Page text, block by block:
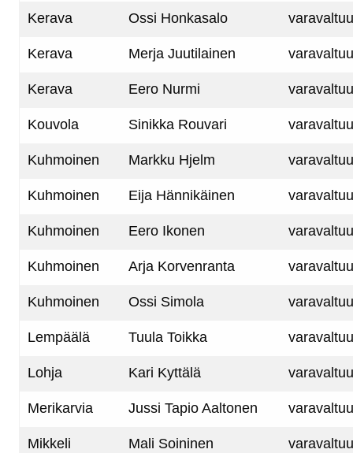
Kerava Ossi Honkasalo
Kerava Merja Juutilainen
Kerava Eero Nurmi
Kouvola Sinikka Rouvari
Kuhmoinen Markku Hjelm
Kuhmoinen Eija Hännikäinen
Kuhmoinen Eero Ikonen
Kuhmoinen Arja Korvenranta
Kuhmoinen Ossi Simola
Lempäälä Tuula Toikka
Lohja Kari Kyttälä
Merikarvia Jussi Tapio Aaltonen
Mikkeli Mali Soininen